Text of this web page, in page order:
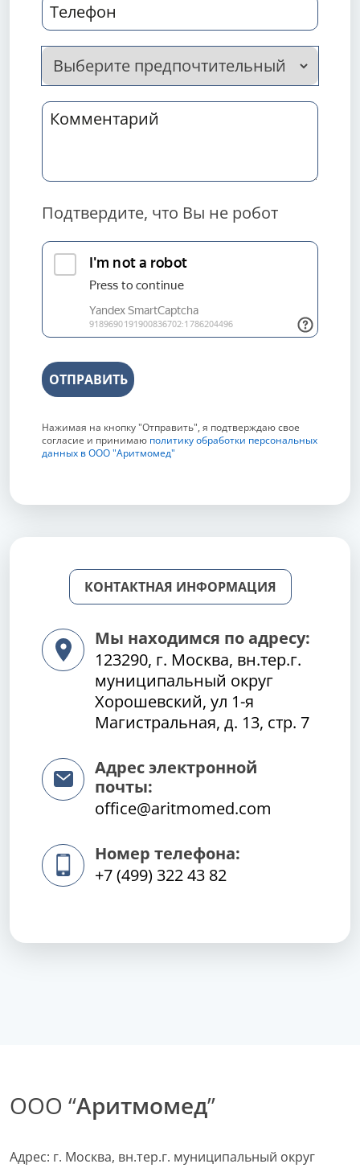
Подтвердите, что Вы не робот
ОТПРАВИТЬ
Нажимая на кнопку "Отправить", я подтверждаю свое
согласие и принимаю политику обработки персональных
данных в ООО "Аритмомед"
КОНТАКТНАЯ ИНФОРМАЦИЯ
Мы находимся по адресу:
123290, г. Москва, вн.тер.г.
муниципальный округ
Хорошевский, ул 1-я
Магистральная, д. 13, стр. 7
Адрес электронной
почты:
office@aritmomed.com
Номер телефона:
+7 (499) 322 43 82
ООО “Аритмомед”
Адрес: г. Москва, вн.тер.г. муниципальный округ